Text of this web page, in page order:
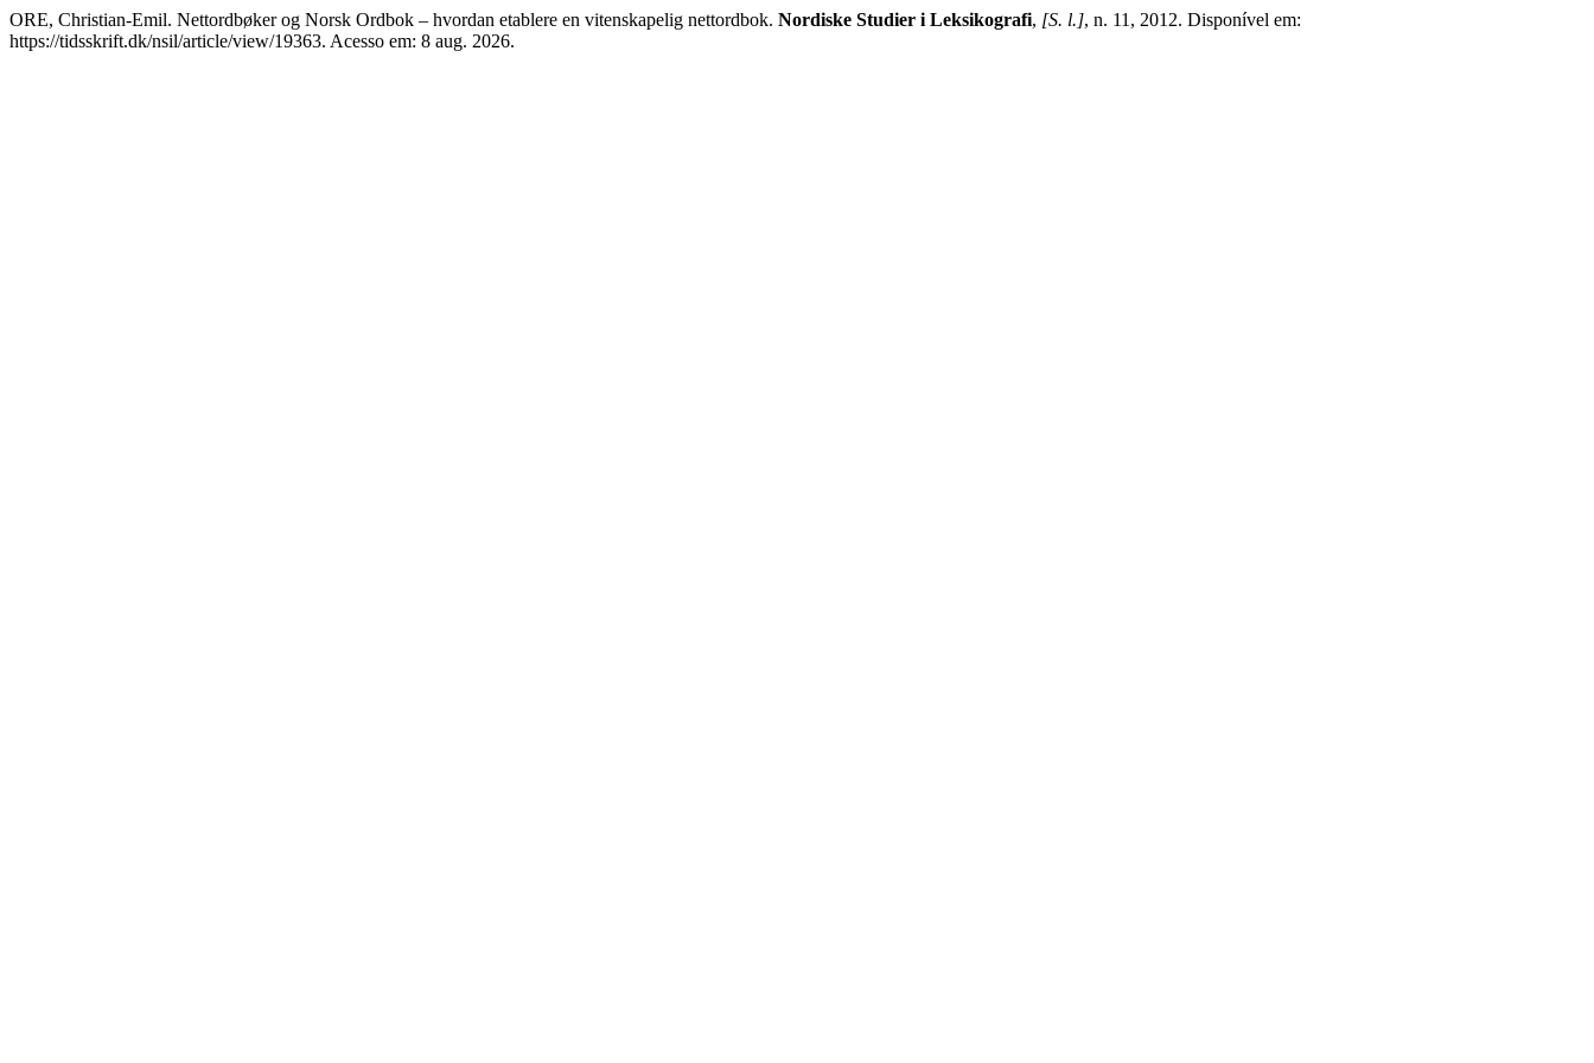
ORE, Christian-Emil. Nettordbøker og Norsk Ordbok – hvordan etablere en vitenskapelig nettordbok. Nordiske Studier i Leksikografi, [S. l.], n. 11, 2012. Disponível em:
https://tidsskrift.dk/nsil/article/view/19363. Acesso em: 8 aug. 2026.